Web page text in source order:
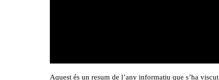
Aquest és un resum de l’any informatiu que s’ha